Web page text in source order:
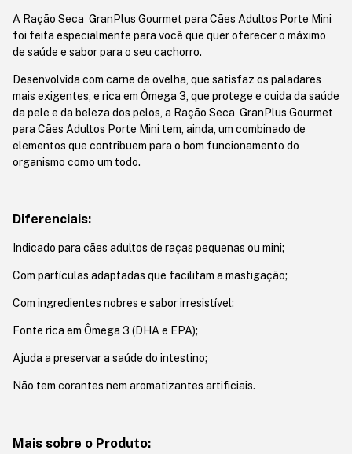
A Ração Seca GranPlus Gourmet para Cães Adultos Porte Mini
foi feita especialmente para você que quer oferecer o máximo
de saúde e sabor para o seu cachorro.
Desenvolvida com carne de ovelha, que satisfaz os paladares
mais exigentes, e rica em Ômega 3, que protege e cuida da saúde
da pele e da beleza dos pelos, a Ração Seca GranPlus Gourmet
para Cães Adultos Porte Mini tem, ainda, um combinado de
elementos que contribuem para o bom funcionamento do
organismo como um todo.
Diferenciais:
Indicado para cães adultos de raças pequenas ou mini;
Com partículas adaptadas que facilitam a mastigação;
Com ingredientes nobres e sabor irresistível;
Fonte rica em Ômega 3 (DHA e EPA);
Ajuda a preservar a saúde do intestino;
Não tem corantes nem aromatizantes artificiais.
Mais sobre o Produto: